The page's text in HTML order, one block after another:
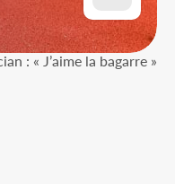
: « J’aime la bagarre »